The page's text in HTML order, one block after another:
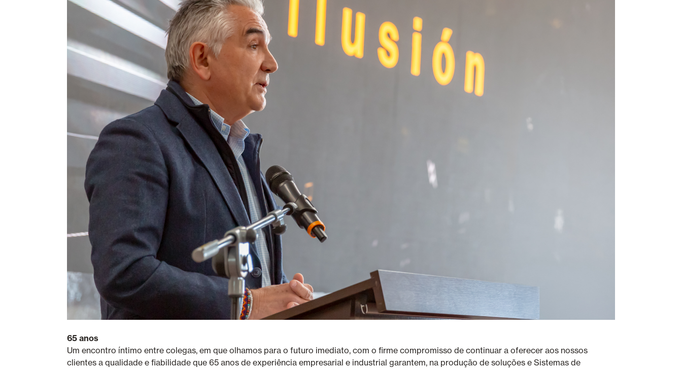
65 anos
Um encontro íntimo entre colegas, em que olhamos para o futuro imediato, com o firme compromisso de continuar a oferecer aos nossos
clientes a qualidade e fiabilidade que 65 anos de experiência empresarial e industrial garantem, na produção de soluções e Sistemas de